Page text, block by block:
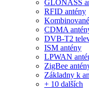
GLONASS
RFID antény
CDMA
DVB-T2
ISM antény
LPWAN
ZigBee
Základny k
+ 10 dalších